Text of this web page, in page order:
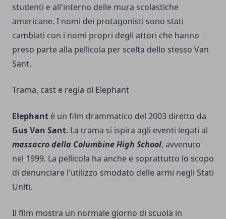
studenti e all'interno delle mura scolastiche
americane. I nomi dei protagonisti sono stati
cambiati con i nomi propri degli attori che hanno
preso parte alla pellicola per scelta dello stesso Van
Sant.
Trama, cast e regia di Elephant
Elephant è un film drammatico del 2003 diretto da
Gus Van Sant. La trama si ispira agli eventi legati al
massacro della Columbine High School, avvenuto
nel 1999. La pellicola ha anche e soprattutto lo scopo
di denunciare l'utilizzo smodato delle armi negli Stati
Uniti.
Il film mostra un normale giorno di scuola in